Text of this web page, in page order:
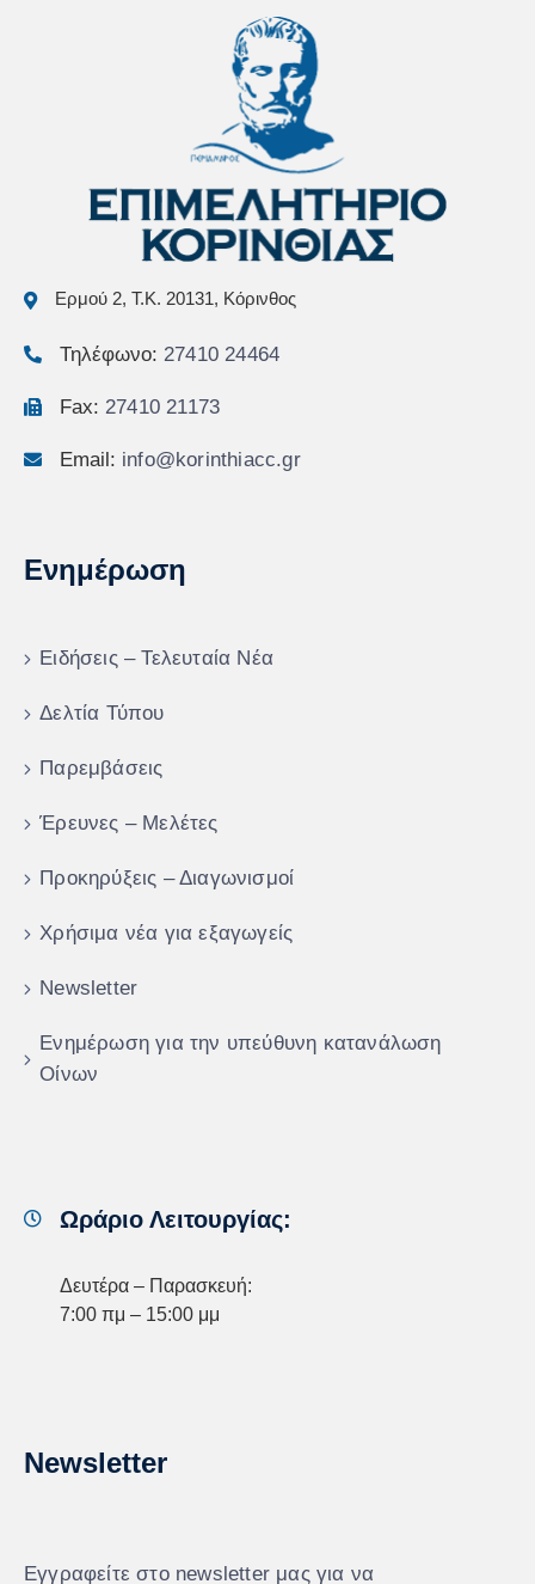
Ερμού 2, Τ.Κ. 20131, Κόρινθος
Τηλέφωνο: 27410 24464
Fax: 27410 21173
Email: info@korinthiacc.gr
Ενημέρωση
Ειδήσεις – Τελευταία Νέα
Δελτία Τύπου
Παρεμβάσεις
Έρευνες – Μελέτες
Προκηρύξεις – Διαγωνισμοί
Χρήσιμα νέα για εξαγωγείς
Newsletter
Ενημέρωση για την υπεύθυνη κατανάλωση
Οίνων
Ωράριο Λειτουργίας:
Δευτέρα – Παρασκευή:
7:00 πμ – 15:00 μμ
Newsletter
Εγγραφείτε στο newsletter μας για να